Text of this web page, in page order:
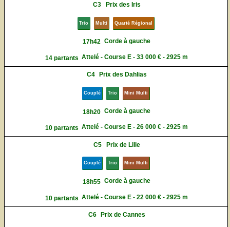
C3 Prix des Iris
Trio Multi Quarté Régional
17h42 Corde à gauche
14 partants Attelé - Course E - 33 000 € - 2925 m
C4 Prix des Dahlias
Couplé Trio Mini Multi
18h20 Corde à gauche
10 partants Attelé - Course E - 26 000 € - 2925 m
C5 Prix de Lille
Couplé Trio Mini Multi
18h55 Corde à gauche
10 partants Attelé - Course E - 22 000 € - 2925 m
C6 Prix de Cannes